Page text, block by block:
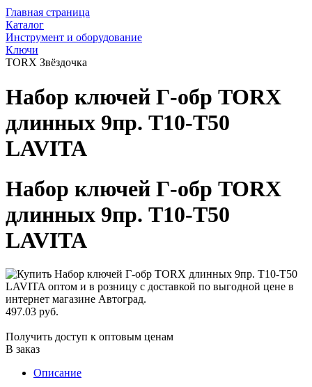
Главная страница
Каталог
Инструмент и оборудование
Ключи
TORX Звёздочка
Набор ключей Г-обр TORX
длинных 9пр. Т10-Т50
LAVITA
Набор ключей Г-обр TORX
длинных 9пр. Т10-Т50
LAVITA
497.03 руб.
Получить доступ к оптовым ценам
В заказ
Описание